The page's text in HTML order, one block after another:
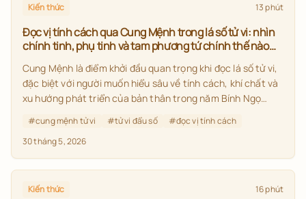
Kiến thức 13 phút
Đọc vị tính cách qua Cung Mệnh trong lá số tử vi: nhìn
chính tinh, phụ tinh và tam phương tứ chính thế nào
Cung Mệnh là điểm khởi đầu quan trọng khi đọc lá số tử vi,
đặc biệt với người muốn hiểu sâu về tính cách, khí chất và
xu hướng phát triển của bản thân trong năm Bính Ngọ
theo đúng tinh thần tử vi đẩu số: không chỉ nhìn một sao,
mà phải xét chính tinh, phụ tinh và tam phương tứ chính để
có cái nhìn đầy đủ hơn.
#cung mệnh tử vi #tử vi đẩu số #đọc vị tính cách
30 tháng 5, 2026
Kiến thức 16 phút